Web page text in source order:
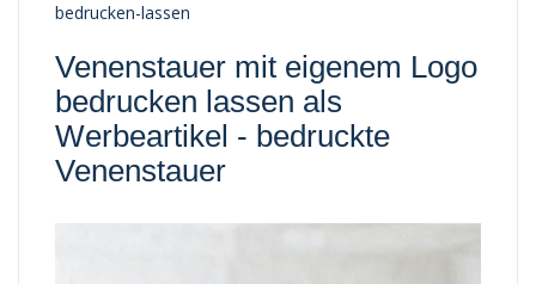
bedrucken-lassen
Venenstauer mit eigenem Logo
bedrucken lassen als
Werbeartikel - bedruckte
Venenstauer